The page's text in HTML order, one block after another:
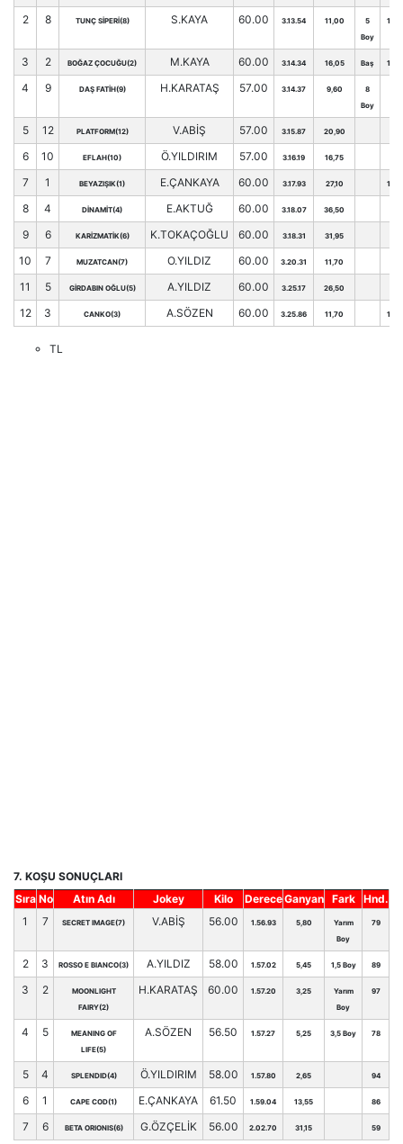
2 8 TUNÇ SİPERİ(8) S.KAYA 60.00 3.13.54 11,00
5
Boy
102
3 2 BOĞAZ ÇOCUĞU(2) M.KAYA 60.00 3.14.34 16,05 Baş 106
4 9 DAŞ FATİH(9) H.KARATAŞ 57.00 3.14.37 9,60
8
Boy
5 12 PLATFORM(12) V.ABİŞ 57.00 3.15.87 20,90
6 10 EFLAH(10) Ö.YILDIRIM 57.00 3.16.19 16,75
7 1 BEYAZIŞIK(1) E.ÇANKAYA 60.00 3.17.93 27,10 104
8 4 DİNAMİT(4) E.AKTUĞ 60.00 3.18.07 36,50
9 6 KARİZMATİK(6) K.TOKAÇOĞLU 60.00 3.18.31 31,95
10 7 MUZATCAN(7) O.YILDIZ 60.00 3.20.31 11,70
11 5 GİRDABIN OĞLU(5) A.YILDIZ 60.00 3.25.17 26,50
12 3 CANKO(3) A.SÖZEN 60.00 3.25.86 11,70 104
TL
7. KOŞU SONUÇLARI
Sıra No Atın Adı Jokey Kilo DereceGanyan Fark Hnd.
1
7 SECRET IMAGE(7) V.ABİŞ 56.00 1.56.93 5,80
Yarım
Boy
79
2 3 ROSSO E BIANCO(3) A.YILDIZ 58.00 1.57.02 5,45 1,5 Boy 89
3 2
MOONLIGHT
FAIRY(2)
H.KARATAŞ 60.00 1.57.20 3,25
Yarım
Boy
97
4 5
MEANING OF
LIFE(5)
A.SÖZEN 56.50 1.57.27 5,25 3,5 Boy 78
5 4 SPLENDID(4) Ö.YILDIRIM 58.00 1.57.80 2,65 94
6 1 CAPE COD(1) E.ÇANKAYA 61.50 1.59.04 13,55 86
7 6 BETA ORIONIS(6) G.ÖZÇELİK 56.00 2.02.70 31,15 59